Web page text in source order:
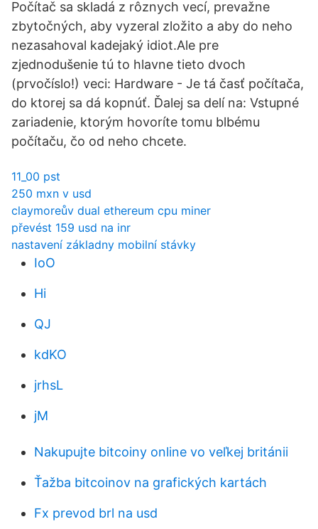
Počítač sa skladá z rôznych vecí, prevažne
zbytočných, aby vyzeral zložito a aby do neho
nezasahoval kadejaký idiot.Ale pre
zjednodušenie tú to hlavne tieto dvoch
(prvočíslo!) veci: Hardware - Je tá časť počítača,
do ktorej sa dá kopnúť. Ďalej sa delí na: Vstupné
zariadenie, ktorým hovoríte tomu blbému
počítaču, čo od neho chcete.
11_00 pst
250 mxn v usd
claymoreův dual ethereum cpu miner
převést 159 usd na inr
nastavení základny mobilní stávky
IoO
Hi
QJ
kdKO
jrhsL
jM
Nakupujte bitcoiny online vo veľkej británii
Ťažba bitcoinov na grafických kartách
Fx prevod brl na usd